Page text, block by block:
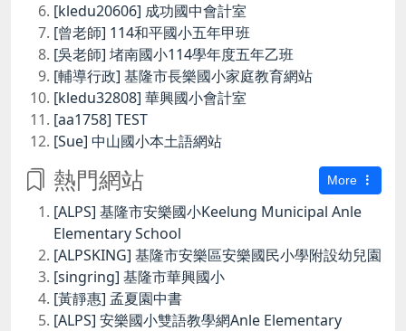
[kledu20606] 成功國中會計室
[曾老師] 114和平國小五年甲班
[吳老師] 堵南國小114學年度五年乙班
[輔導行政] 基隆市長樂國小家庭教育網站
[kledu32808] 華興國小會計室
[aa1758] TEST
[Sue] 中山國小本土語網站
熱門網站 More
[ALPS] 基隆市安樂國小Keelung Municipal Anle
Elementary School
[ALPSKING] 基隆市安樂區安樂國民小學附設幼兒園
[singring] 基隆市華興國小
[黃靜惠] 孟夏園中書
[ALPS] 安樂國小雙語教學網Anle Elementary